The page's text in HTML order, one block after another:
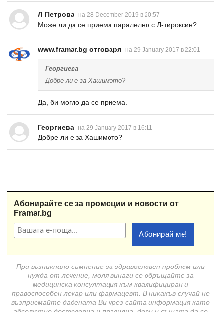
Л Петрова на 28 December 2019 в 20:57
Може ли да се приема паралелно с Л-тироксин?
www.framar.bg отговаря на 29 January 2017 в 22:01
Георгиева
Добре ли е за Хашимото?
Да, би могло да се приема.
Георгиева на 29 January 2017 в 16:11
Добре ли е за Хашимото?
Абонирайте се за промоции и новости от
Framar.bg
При възникнало съмнение за здравословен проблем или
нужда от лечение, моля винаги се обръщайте за
медицинска консултация към квалифициран и
правоспособен лекар или фармацевт. В никакъв случай не
възприемайте дадената Ви чрез сайта информация като